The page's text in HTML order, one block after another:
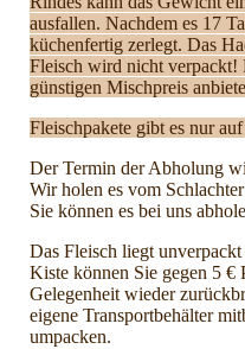
ausfallen. Nachdem es 17
küchenfertig zerlegt. Das
Fleisch wird nicht verpackt!
günstigen Mischpreis
Fleischpakete gibt es nur
Der Termin der Abholung
Wir holen es vom
Sie können es bei uns
Das Fleisch liegt
Kiste können Sie gegen 5 €
Gelegenheit wieder
eigene Transportbehälter
umpacken.